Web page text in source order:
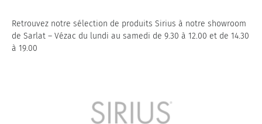
Retrouvez notre sélection de produits Sirius à notre showroom
de Sarlat – Vézac du lundi au samedi de 9.30 à 12.00 et de 14.30
à 19.00